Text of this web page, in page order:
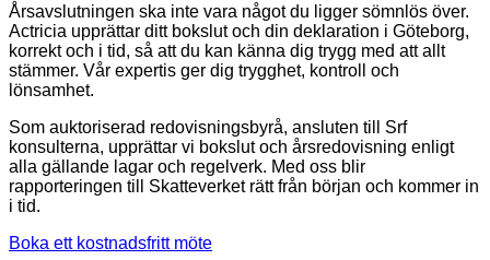
Årsavslutningen ska inte vara något du ligger sömnlös över.
Actricia upprättar ditt bokslut och din deklaration i Göteborg,
korrekt och i tid, så att du kan känna dig trygg med att allt
stämmer. Vår expertis ger dig trygghet, kontroll och
lönsamhet.
Som auktoriserad redovisningsbyrå, ansluten till Srf
konsulterna, upprättar vi bokslut och årsredovisning enligt
alla gällande lagar och regelverk. Med oss blir
rapporteringen till Skatteverket rätt från början och kommer in
i tid.
Boka ett kostnadsfritt möte